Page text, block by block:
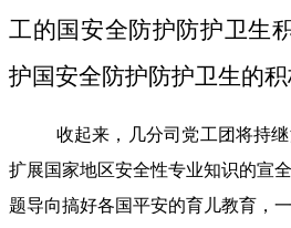
工的国安全防护防护卫生
护国安全防护防护卫生的积
收起来，几分司党工团将持
扩展国家地区安全性专业知识的宣
题导向搞好各国平安的育儿教育，